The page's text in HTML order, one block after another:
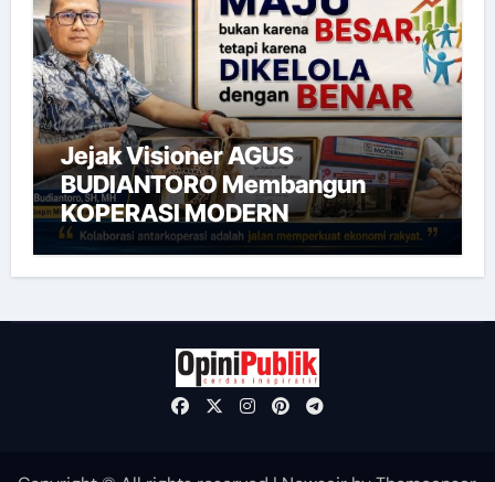
Jejak Visioner AGUS
BUDIANTORO Membangun
KOPERASI MODERN